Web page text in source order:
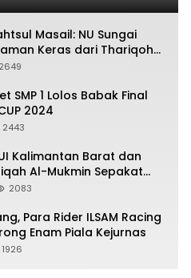
Masail: NU Sungai
Keras dari Thariqoh
2649
SMP 1 Lolos Babak Final
2024
2443
Kalimantan Barat dan
Al-Mukmin Sepakat
2083
Para Rider ILSAM Racing
Enam Piala Kejurnas
1926